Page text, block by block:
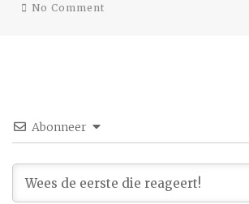
No Comment
Abonneer